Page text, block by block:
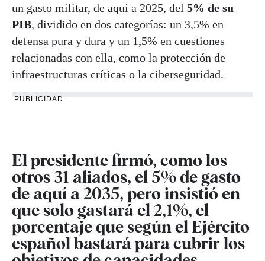
un gasto militar, de aquí a 2025, del 5% de su
PIB, dividido en dos categorías: un 3,5% en
defensa pura y dura y un 1,5% en cuestiones
relacionadas con ella, como la protección de
infraestructuras críticas o la ciberseguridad.
PUBLICIDAD
El presidente firmó, como los
otros 31 aliados, el 5% de gasto
de aquí a 2035, pero insistió en
que solo gastará el 2,1%, el
porcentaje que según el Ejército
español bastará para cubrir los